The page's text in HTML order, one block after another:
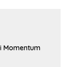
Momentum